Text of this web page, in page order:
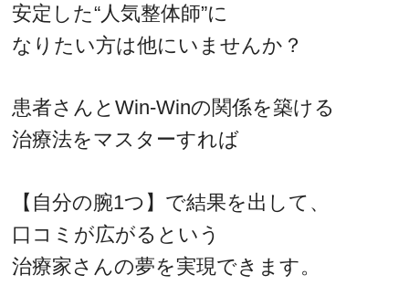
安定した“人気整体師”に
なりたい方は他にいませんか？
患者さんとWin-Winの関係を築ける
治療法をマスターすれば
【自分の腕1つ】で結果を出して、
口コミが広がるという
治療家さんの夢を実現できます。